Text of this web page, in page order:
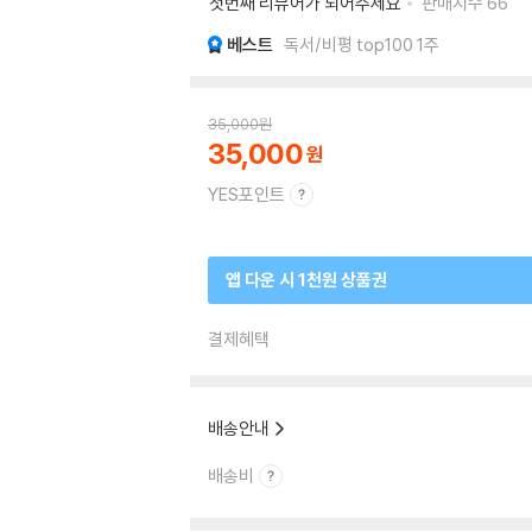
베스트 독서/비평 top100 1주
35,000원
35,000
YES포인트
앱 다운 시 1천원 상품권
결제혜택
배송안내
배송비